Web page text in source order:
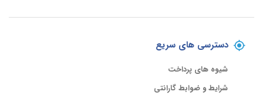
دسترسی های سریع
شیوه های پرداخت
شرایط و ضوابط گارانتی